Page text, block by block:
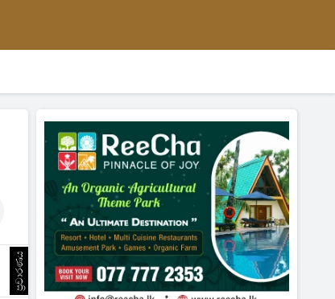
ප්‍රචාරණය